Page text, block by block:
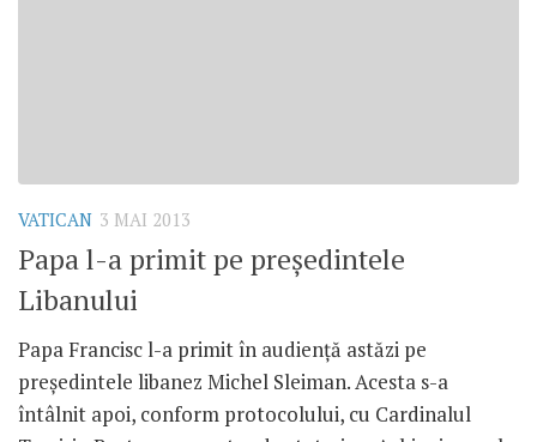
VATICAN 3 MAI 2013
Papa l-a primit pe preşedintele
Libanului
Papa Francisc l-a primit în audienţă astăzi pe
preşedintele libanez Michel Sleiman. Acesta s-a
întâlnit apoi, conform protocolului, cu Cardinalul